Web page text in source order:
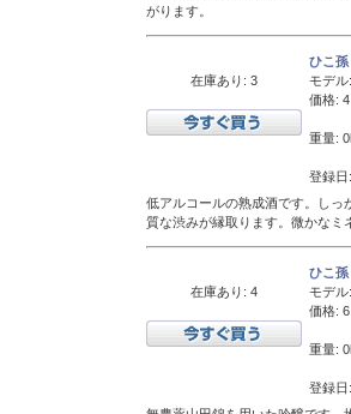
がります。
在庫あり: 3
ひこ
モデル:
価格:
重量:
登録
低アルコールの熟成酒です。しっ
質な渋みが縁取ります。微かなミ
在庫あり: 4
ひこ
モデル:
価格:
重量:
登録